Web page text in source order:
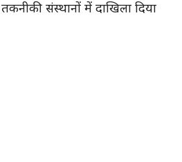
संस्थानों में दाखिला दिया